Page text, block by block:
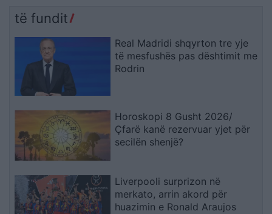
të fundit
Real Madridi shqyrton tre yje
të mesfushës pas dështimit me
Rodrin
Horoskopi 8 Gusht 2026/
Çfarë kanë rezervuar yjet për
secilën shenjë?
Liverpooli surprizon në
merkato, arrin akord për
huazimin e Ronald Araujos